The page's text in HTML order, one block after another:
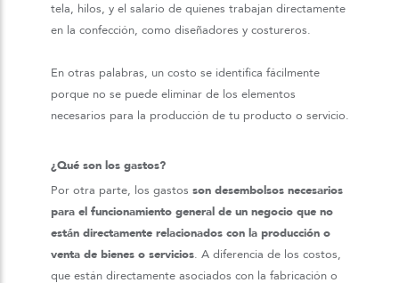
tela, hilos, y el salario de quienes trabajan directamente
en la confección, como diseñadores y costureros.
En otras palabras, un costo se identifica fácilmente
porque no se puede eliminar de los elementos
necesarios para la producción de tu producto o servicio.
¿Qué son los gastos?
Por otra parte, los gastos son desembolsos necesarios
para el funcionamiento general de un negocio que no
están directamente relacionados con la producción o
venta de bienes o servicios. A diferencia de los costos,
que están directamente asociados con la fabricación o